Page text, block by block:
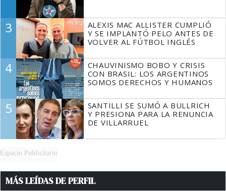
3
ALEXIS MAC ALLISTER CUMPLIÓ
Y SE IMPLANTÓ PELO ANTES DE
VOLVER AL FÚTBOL INGLÉS
4
CHAUVINISMO BOBO Y CRISIS
CON BRASIL: LOS ARGENTINOS
SOMOS DERECHOS Y HUMANOS
5
SANTILLI SE SUMÓ A BULLRICH
Y PRESIONA PARA LA RENUNCIA
DE VILLARRUEL
Espacio Publicitario
MÁS LEÍDAS DE PERFIL